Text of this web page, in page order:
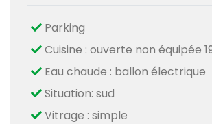
Parking
Cuisine : ouverte non équipée
Eau chaude : ballon électrique
Situation: sud
Vitrage : simple